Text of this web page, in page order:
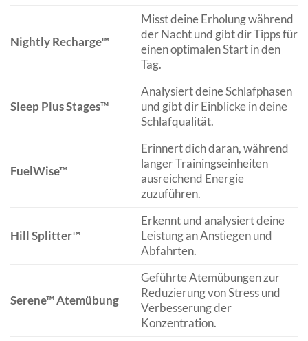
Nightly Recharge™
Misst deine Erholung während
der Nacht und gibt dir Tipps für
einen optimalen Start in den
Tag.
Sleep Plus Stages™
Analysiert deine Schlafphasen
und gibt dir Einblicke in deine
Schlafqualität.
FuelWise™
Erinnert dich daran, während
langer Trainingseinheiten
ausreichend Energie
zuzuführen.
Hill Splitter™
Erkennt und analysiert deine
Leistung an Anstiegen und
Abfahrten.
Serene™ Atemübung
Geführte Atemübungen zur
Reduzierung von Stress und
Verbesserung der
Konzentration.